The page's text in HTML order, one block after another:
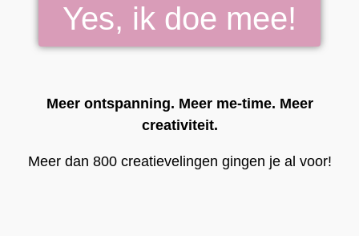
Yes, ik doe mee!
Meer ontspanning. Meer me-time. Meer
creativiteit.
Meer dan 800 creatievelingen gingen je al voor!